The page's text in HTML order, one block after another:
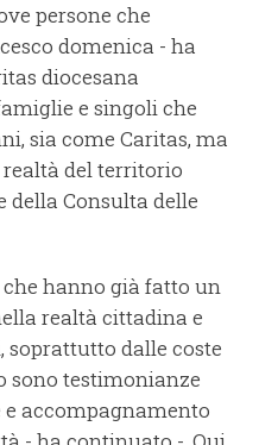
persone che
domenica - ha
diocesana
e singoli che
sia come Caritas, ma
del territorio
Consulta delle
hanno già fatto un
realtà cittadina e
soprattutto dalle coste
sono testimonianze
accompagnamento